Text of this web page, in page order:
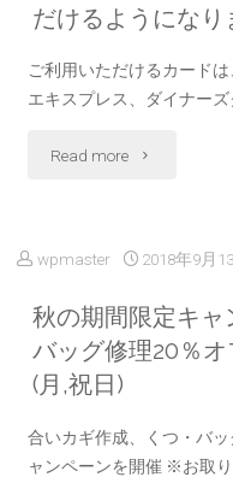
せ"
ニ
ン
グ
始
り
し
お
だけるようになり
ご利用いただけるカード
エキスプレス、ダイナーズ
Read more "ご
算
に
レ
wpmaster 2018年9月
秋の期間限定キャ
バッグ修理20％
(月,祝日)
合いカギ作成、くつ・バ
ャンペーンを開催 ※お取り